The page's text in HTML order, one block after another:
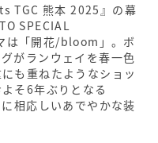
TGC 熊本 2025』の幕
SPECIAL
は「開花/bloom」。ボ
がランウェイを春一色
も重ねたようなショッ
そ6年ぶりとなる
相応しいあでやかな装